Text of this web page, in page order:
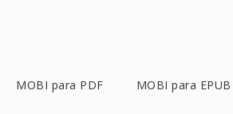
MOBI para PDF MOBI para EPUB